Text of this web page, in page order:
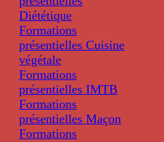
Diététique
Formations
présentielles Cuisine
végétale
Formations
présentielles IMTB
Formations
présentielles Maçon
Formations